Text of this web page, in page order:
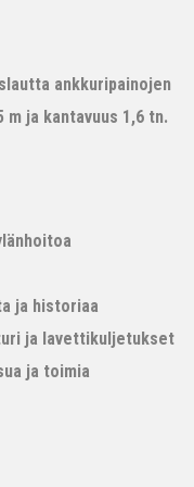
ankkuripainojen
m ja kantavuus 1,6 tn.
ja historiaa
ja lavettikuljetukset
ja toimia